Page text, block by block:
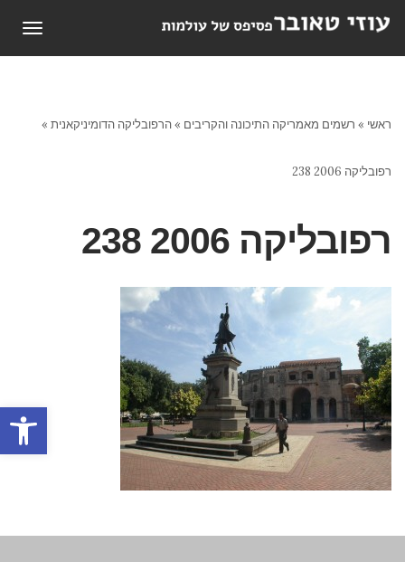
פתח
ראשי » רשמים מאמריקה התיכונה והקריבים »הרפובליקה הדומיניקאנית »
רפובליקה 2006 238
רפובליקה 2006 238